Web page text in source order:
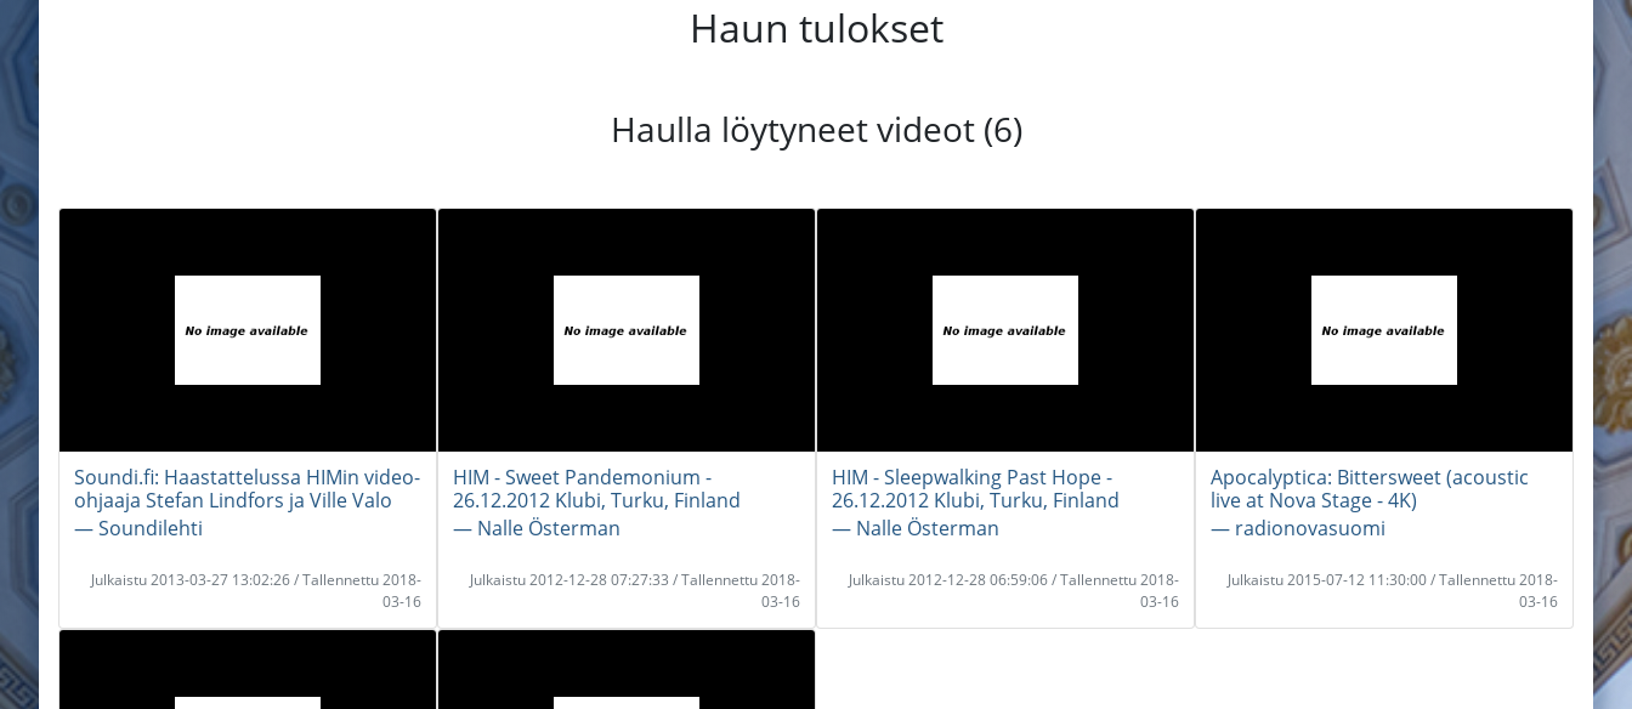
Haun tulokset
Haulla löytyneet videot (6)
Soundi.fi: Haastattelussa HIMin video-
ohjaaja Stefan Lindfors ja Ville Valo
― Soundilehti
Julkaistu 2013-03-27 13:02:26 / Tallennettu 2018-
03-16
HIM - Sweet Pandemonium -
26.12.2012 Klubi, Turku, Finland
― Nalle Österman
Julkaistu 2012-12-28 07:27:33 / Tallennettu 2018-
03-16
HIM - Sleepwalking Past Hope -
26.12.2012 Klubi, Turku, Finland
― Nalle Österman
Julkaistu 2012-12-28 06:59:06 / Tallennettu 2018-
03-16
Apocalyptica: Bittersweet (acoustic
live at Nova Stage - 4K)
― radionovasuomi
Julkaistu 2015-07-12 11:30:00 / Tallennettu 2018-
03-16